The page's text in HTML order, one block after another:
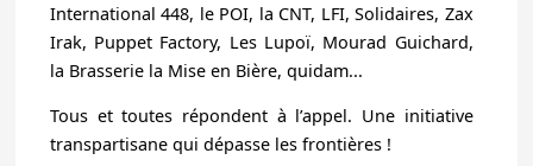
International 448, le POI, la CNT, LFI, Solidaires, Zax
Irak, Puppet Factory, Les Lupoï, Mourad Guichard,
la Brasserie la Mise en Bière, quidam...
Tous et toutes répondent à l’appel. Une initiative
transpartisane qui dépasse les frontières !